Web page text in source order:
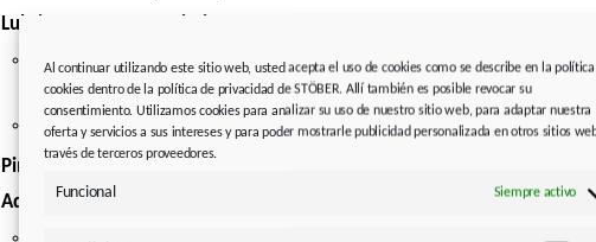
Al continuar utilizando este sitio web, usted acepta el uso de cookies como se describe en la
cookies dentro de la política de privacidad de STÖBER. Allí también es posible revocar su
consentimiento. Utilizamos cookies para analizar su uso de nuestro sitio web, para adaptar nuestra
oferta y servicios a sus intereses y para poder mostrarle publicidad personalizada en otros sitios
través de terceros proveedores.
Funcional Siempre activo
Lubricantes y mantenimiento:
lubricante mineral CLP ISO VG 220 o lubricante sintético CLP HC ISO
220
Lubricados de por vida y sin mantenimiento
Pintura:
RAL 9005 negro intenso
Adaptador de motor:
EasyAdapt (ME)